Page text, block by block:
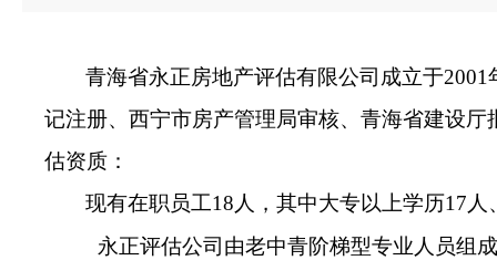
青海省永正房地产评估有限公司成立于2001
记注册、西宁市房产管理局审核、青海省建设厅
估资质 ：
现有在职员工18 人，其中大专以上学历17 人
永正评估公司由老中青阶梯型专业人员组